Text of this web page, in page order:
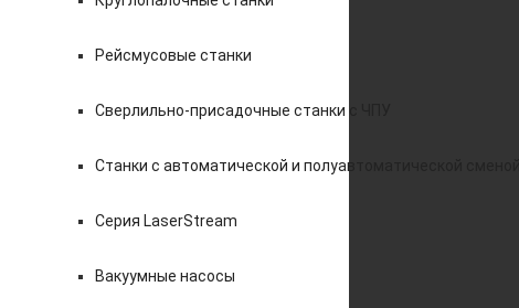
Рейсмусовые станки
Сверлильно-присадочные станки с ЧПУ
Станки с автоматической и полуавтоматической
Серия LaserStream
Вакуумные насосы